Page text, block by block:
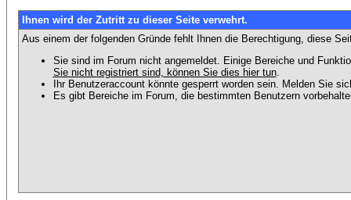
Ihnen wird der Zutritt zu dieser Seite verwehrt.
Aus einem der folgenden Gründe fehlt Ihnen die Berechtigung, diese
Sie sind im Forum nicht angemeldet. Einige Bereiche und
Sie nicht registriert sind, können Sie dies hier tun.
Ihr Benutzeraccount könnte gesperrt worden sein. Melden Sie
Es gibt Bereiche im Forum, die bestimmten Benutzern